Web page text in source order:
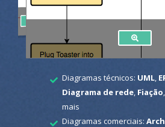
Diagramas técnicos: UML,
Diagrama de rede, Fiação
mais
Diagramas comerciais: